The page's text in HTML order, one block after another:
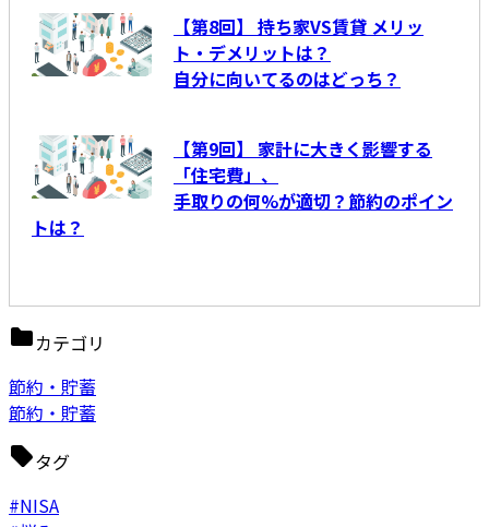
【第8回】 持ち家VS賃貸 メリッ
ト・デメリットは？
自分に向いてるのはどっち？
【第9回】 家計に大きく影響する
「住宅費」、
手取りの何%が適切？節約のポイン
トは？
カテゴリ
節約・貯蓄
節約・貯蓄
タグ
#NISA